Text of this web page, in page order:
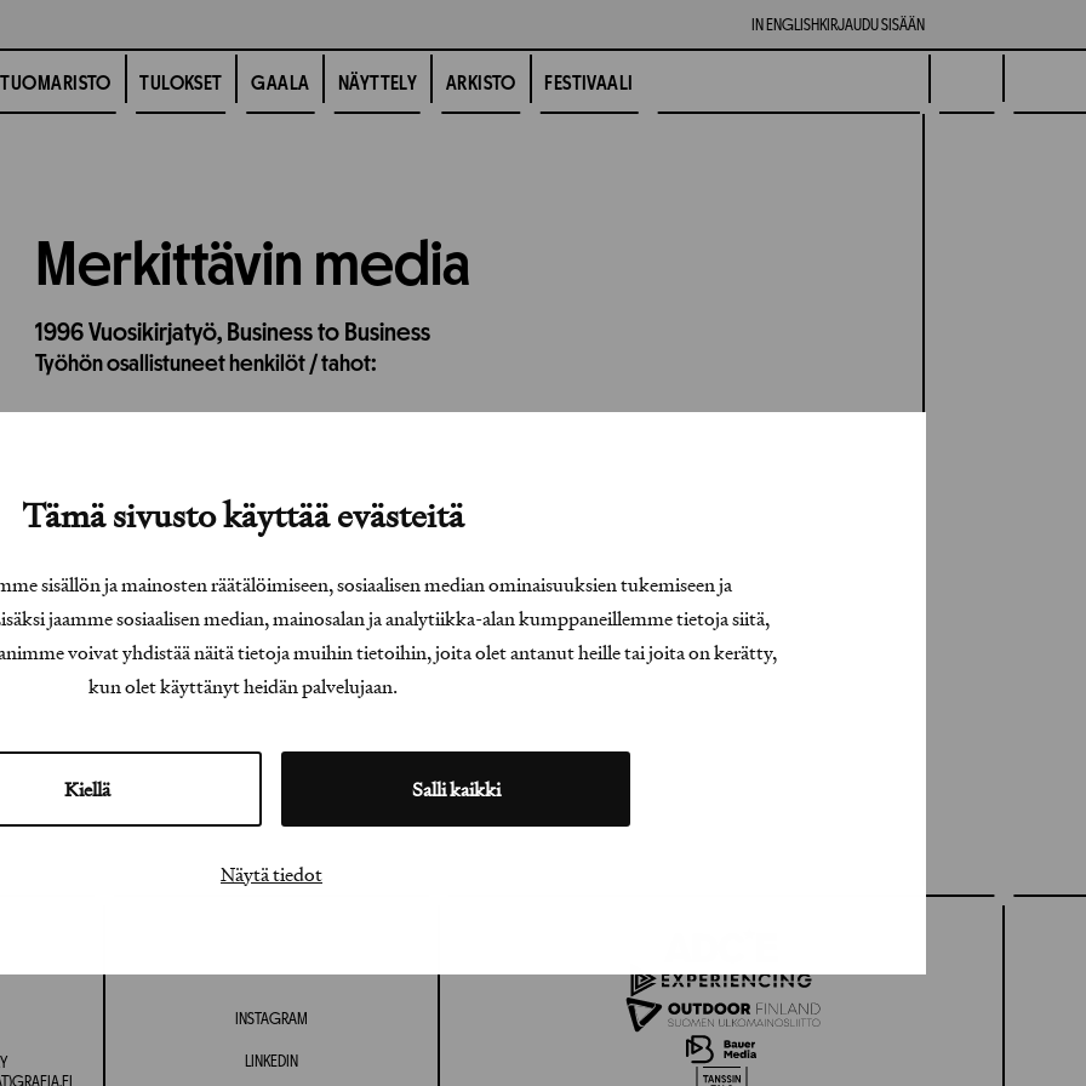
Tämä sivusto käyttää evästeitä
sisällön ja mainosten räätälöimiseen, sosiaalisen median ominaisuuksien tukemiseen ja
jaamme sosiaalisen median, mainosalan ja analytiikka-alan kumppaneillemme tietoja siitä,
voivat yhdistää näitä tietoja muihin tietoihin, joita olet antanut heille tai joita on kerätty,
kun olet käyttänyt heidän palvelujaan.
Kiellä Salli kaikki
Näytä tiedot
IN ENGLISH KIRJAUDU SISÄÄN
TUOMARISTO TULOKSET GAALA NÄYTTELY ARKISTO FESTIVAALI
Merkittävin media
1996 Vuosikirjatyö, Business to Business
Työhön osallistuneet henkilöt / tahot:
INSTAGRAM
LINKEDIN